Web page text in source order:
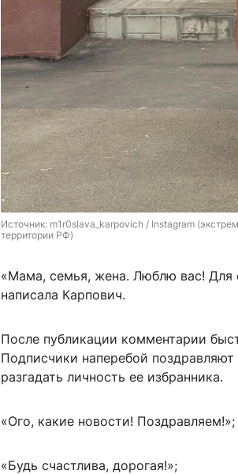
Источник: m1r0slava_karpovich / Instagram
территории РФ)
«Мама, семья, жена. Люблю вас!
написала Карпович.
После публикации комментарии
Подписчики наперебой
разгадать личность ее избранника.
«Ого, какие новости! Поздравляем!»;
«Будь счастлива, дорогая!»;